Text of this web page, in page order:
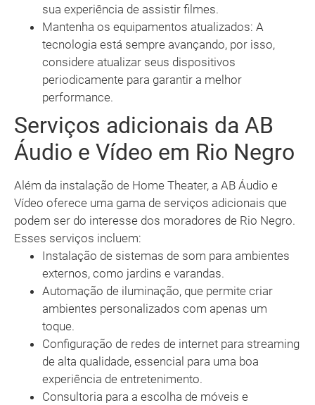
sua experiência de assistir filmes.
Mantenha os equipamentos atualizados: A
tecnologia está sempre avançando, por isso,
considere atualizar seus dispositivos
periodicamente para garantir a melhor
performance.
Serviços adicionais da AB
Áudio e Vídeo em Rio Negro
Além da instalação de Home Theater, a AB Áudio e
Vídeo oferece uma gama de serviços adicionais que
podem ser do interesse dos moradores de Rio Negro.
Esses serviços incluem:
Instalação de sistemas de som para ambientes
externos, como jardins e varandas.
Automação de iluminação, que permite criar
ambientes personalizados com apenas um
toque.
Configuração de redes de internet para streaming
de alta qualidade, essencial para uma boa
experiência de entretenimento.
Consultoria para a escolha de móveis e